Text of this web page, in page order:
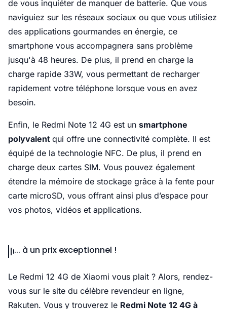
de vous inquiéter de manquer de batterie. Que vous
naviguiez sur les réseaux sociaux ou que vous utilisiez
des applications gourmandes en énergie, ce
smartphone vous accompagnera sans problème
jusqu'à 48 heures. De plus, il prend en charge la
charge rapide 33W, vous permettant de recharger
rapidement votre téléphone lorsque vous en avez
besoin.
Enfin, le Redmi Note 12 4G est un smartphone
polyvalent qui offre une connectivité complète. Il est
équipé de la technologie NFC. De plus, il prend en
charge deux cartes SIM. Vous pouvez également
étendre la mémoire de stockage grâce à la fente pour
carte microSD, vous offrant ainsi plus d’espace pour
vos photos, vidéos et applications.
... à un prix exceptionnel !
Le Redmi 12 4G de Xiaomi vous plait ? Alors, rendez-
vous sur le site du célèbre revendeur en ligne,
Rakuten. Vous y trouverez le Redmi Note 12 4G à